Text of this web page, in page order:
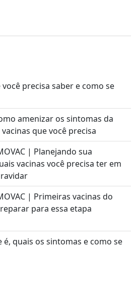
você precisa saber e como se
amenizar os sintomas da
que você precisa
| Planejando sua
vacinas você precisa ter em
| Primeiras vacinas do
para essa etapa
quais os sintomas e como se